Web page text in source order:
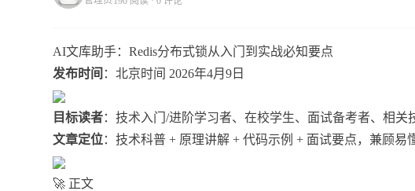
AI文库助手：Redis分布式锁从入门到实战必知要点
发布时间 ：北京时间 2026年4月9日
目标读者：技术入门/进阶学习者、在校学生、面试备考者、相关
文章定位：技术科普 + 原理讲解 + 代码示例 + 面试要点，兼顾易
🚀 正文